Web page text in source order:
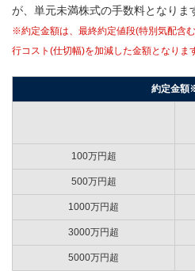
が、単元未満株式の手数料となりま
※約定金額は、最終約定値段(特別気配含
行コスト(仕切幅)を加減した金額となりま
約定金額
100万円超
500万円超
1000万円超
3000万円超
5000万円超